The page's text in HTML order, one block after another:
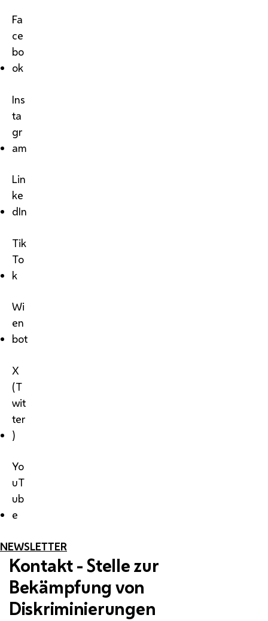
Fa
ce
bo
ok
Ins
ta
gr
am
Lin
ke
dIn
Tik
To
k
Wi
en
bot
X
(T
wit
ter
)
Yo
uT
ub
e
NEWSLETTER
Kontakt - Stelle zur
Bekämpfung von
Diskriminierungen